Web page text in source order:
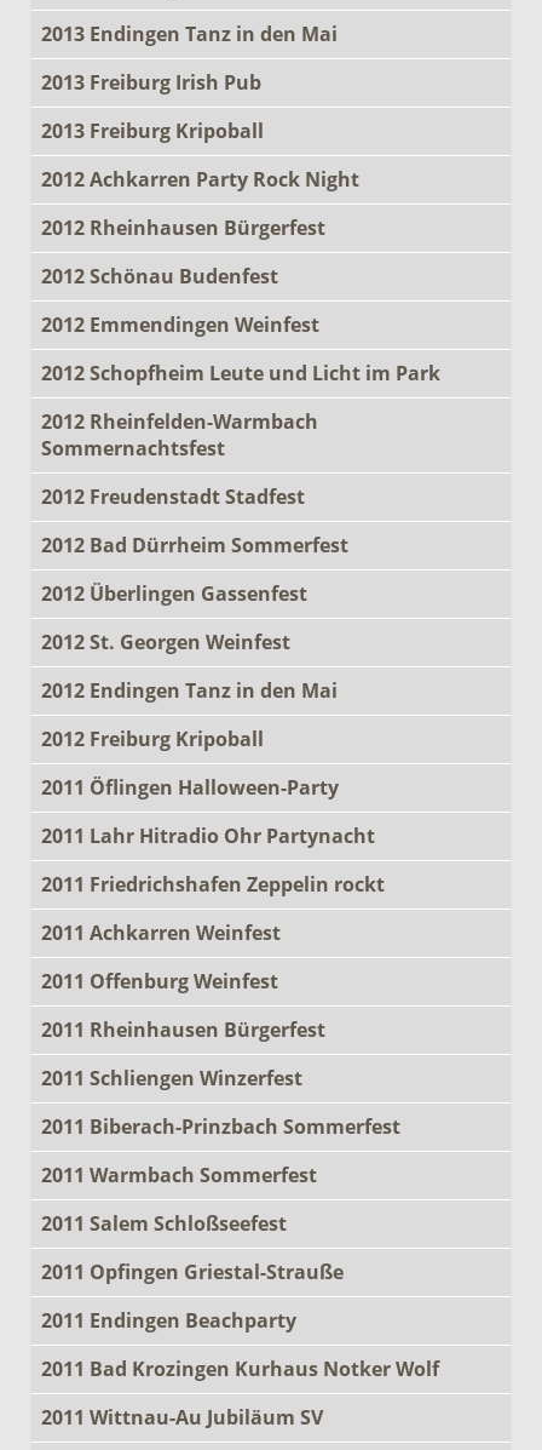
2013 Endingen Tanz in den Mai
2013 Freiburg Irish Pub
2013 Freiburg Kripoball
2012 Achkarren Party Rock Night
2012 Rheinhausen Bürgerfest
2012 Schönau Budenfest
2012 Emmendingen Weinfest
2012 Schopfheim Leute und Licht im Park
2012 Rheinfelden-Warmbach
Sommernachtsfest
2012 Freudenstadt Stadfest
2012 Bad Dürrheim Sommerfest
2012 Überlingen Gassenfest
2012 St. Georgen Weinfest
2012 Endingen Tanz in den Mai
2012 Freiburg Kripoball
2011 Öflingen Halloween-Party
2011 Lahr Hitradio Ohr Partynacht
2011 Friedrichshafen Zeppelin rockt
2011 Achkarren Weinfest
2011 Offenburg Weinfest
2011 Rheinhausen Bürgerfest
2011 Schliengen Winzerfest
2011 Biberach-Prinzbach Sommerfest
2011 Warmbach Sommerfest
2011 Salem Schloßseefest
2011 Opfingen Griestal-Strauße
2011 Endingen Beachparty
2011 Bad Krozingen Kurhaus Notker Wolf
2011 Wittnau-Au Jubiläum SV